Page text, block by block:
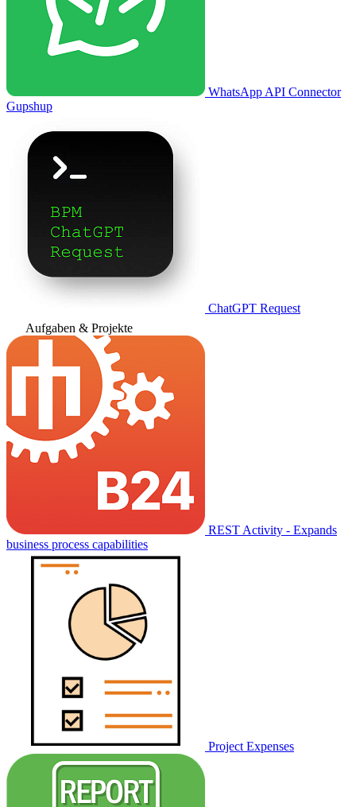
WhatsApp API Connector
Gupshup
ChatGPT Request
Aufgaben & Projekte
REST Activity - Expands
business process capabilities
Project Expenses